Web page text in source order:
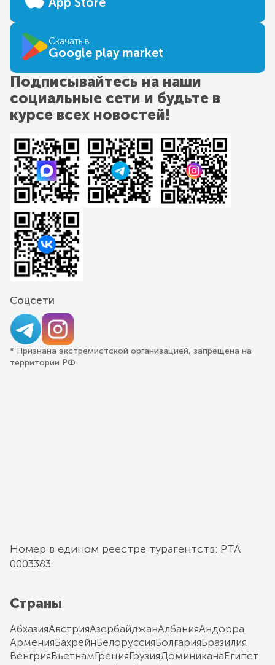
Скачать в
Google play market
Подписывайтесь на наши
социальные сети и будьте в
курсе всех новостей!
Соцсети
* Признана экстремистской организацией, запрещена на
территории РФ
Номер в едином реестре турагентств: РТА
0003383
Страны
АбхазияАвстрияАзербайджанАлбанияАндорра
АрменияБахрейнБелоруссияБолгарияБразилия
ВенгрияВьетнамГрецияГрузияДоминиканаЕгипет